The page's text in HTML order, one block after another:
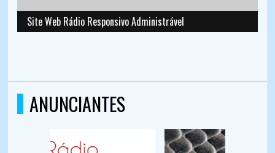
Site Web Rádio Responsivo Administrável
ANUNCIANTES